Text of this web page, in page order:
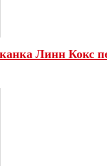
Линн Кокс